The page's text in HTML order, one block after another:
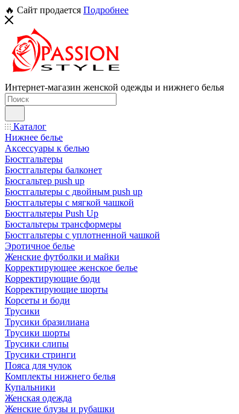
🔥 Сайт продается Подробнее
Интернет-магазин женской одежды и нижнего белья
Каталог
Нижнее белье
Аксессуары к белью
Бюстгальтеры
Бюстгальтеры балконет
Бюсгальтер push up
Бюстгальтеры с двойным push up
Бюстгальтеры с мягкой чашкой
Бюстгальтеры Push Up
Бюстальтеры трансформеры
Бюстгальтеры с уплотненной чашкой
Эротичное белье
Женские футболки и майки
Корректирующее женское белье
Корректирующие боди
Корректирующие шорты
Корсеты и боди
Трусики
Трусики бразилиана
Трусики шорты
Трусики слипы
Трусики стринги
Пояса для чулок
Комплекты нижнего белья
Купальники
Женская одежда
Женские блузы и рубашки